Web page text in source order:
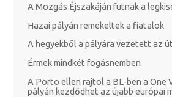
A Mozgás Éjszakáján futnak a
Hazai pályán remekeltek a fiatalok
A hegyekből a pályára vezetett az út
Érmek mindkét fogásnemben
A Porto ellen rajtol a BL-ben a One
pályán kezdődhet az újabb európai